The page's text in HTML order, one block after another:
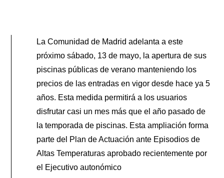
La Comunidad de Madrid adelanta a este
próximo sábado, 13 de mayo, la apertura de sus
piscinas públicas de verano manteniendo los
precios de las entradas en vigor desde hace ya 5
años. Esta medida permitirá a los usuarios
disfrutar casi un mes más que el año pasado de
la temporada de piscinas. Esta ampliación forma
parte del Plan de Actuación ante Episodios de
Altas Temperaturas aprobado recientemente por
el Ejecutivo autonómico